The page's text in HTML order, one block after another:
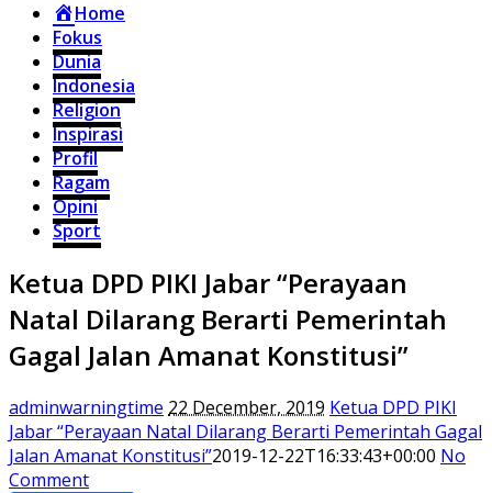
Home
Fokus
Dunia
Indonesia
Religion
Inspirasi
Profil
Ragam
Opini
Sport
Ketua DPD PIKI Jabar “Perayaan
Natal Dilarang Berarti Pemerintah
Gagal Jalan Amanat Konstitusi”
adminwarningtime 22 December, 2019 Ketua DPD PIKI
Jabar “Perayaan Natal Dilarang Berarti Pemerintah Gagal
Jalan Amanat Konstitusi”2019-12-22T16:33:43+00:00 No
Comment